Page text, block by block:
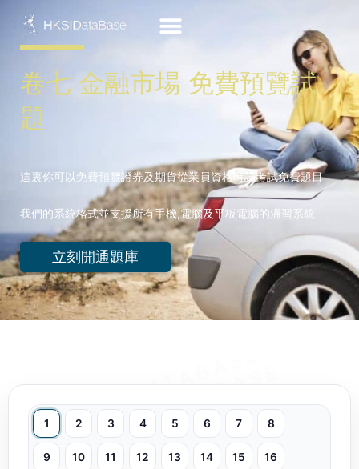
content
卷七 金融市場 免費預覽試
題
這裏你可以免費預覽證券及期貨從業員資格考試考試免費題目
我們的系統格式並支援所有手機,電腦及平板電腦的溫習系統
立刻開通題庫
1 2 3 4 5 6 7 8
9 10 11 12 13 14 15 16